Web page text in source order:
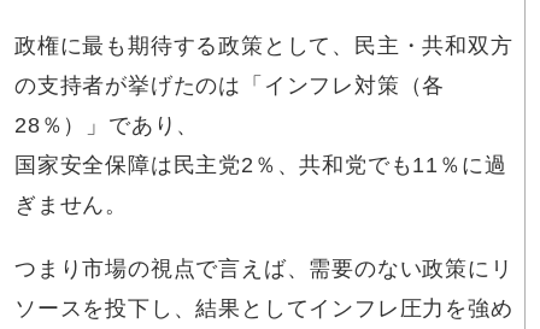
政権に最も期待する政策として、民主・共和双方
の支持者が挙げたのは「インフレ対策（各
28％）」であり、
国家安全保障は民主党2％、共和党でも11％に過
ぎません。
つまり市場の視点で言えば、需要のない政策にリ
ソースを投下し、結果としてインフレ圧力を強め